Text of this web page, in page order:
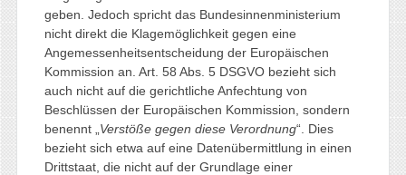
geben. Jedoch spricht das Bundesinnenministerium
nicht direkt die Klagemöglichkeit gegen eine
Angemessenheitsentscheidung der Europäischen
Kommission an. Art. 58 Abs. 5 DSGVO bezieht sich
auch nicht auf die gerichtliche Anfechtung von
Beschlüssen der Europäischen Kommission, sondern
benennt „ Verstöße gegen diese Verordnung“. Dies
bezieht sich etwa auf eine Datenübermittlung in einen
Drittstaat, die nicht auf der Grundlage einer